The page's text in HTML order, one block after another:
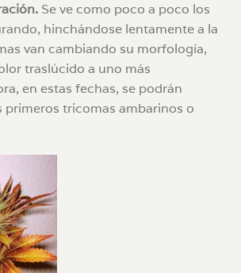
Se ve como poco a poco los
hinchándose lentamente a la
van cambiando su morfología,
traslúcido a uno más
en estas fechas, se podrán
primeros tricomas ambarinos o